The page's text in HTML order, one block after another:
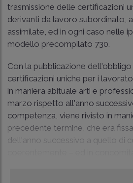
trasmissione delle certificazioni
derivanti da lavoro subordinato,
assimilate, ed in ogni caso nelle
modello precompilato 730.
Con la pubblicazione
certificazioni uniche per i
in maniera abituale arti e
marzo rispetto all'anno
competenza, viene rivisto in
precedente termine, che era
dell'anno successivo a quello di